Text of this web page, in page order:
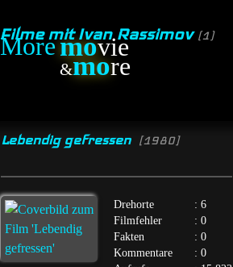
movie
&more
Filme mit Ivan Rassimov (1)
Lebendig gefressen [1980]
Drehorte
: 6
Filmfehler
: 0
Fakten
: 0
Kommentare
: 0